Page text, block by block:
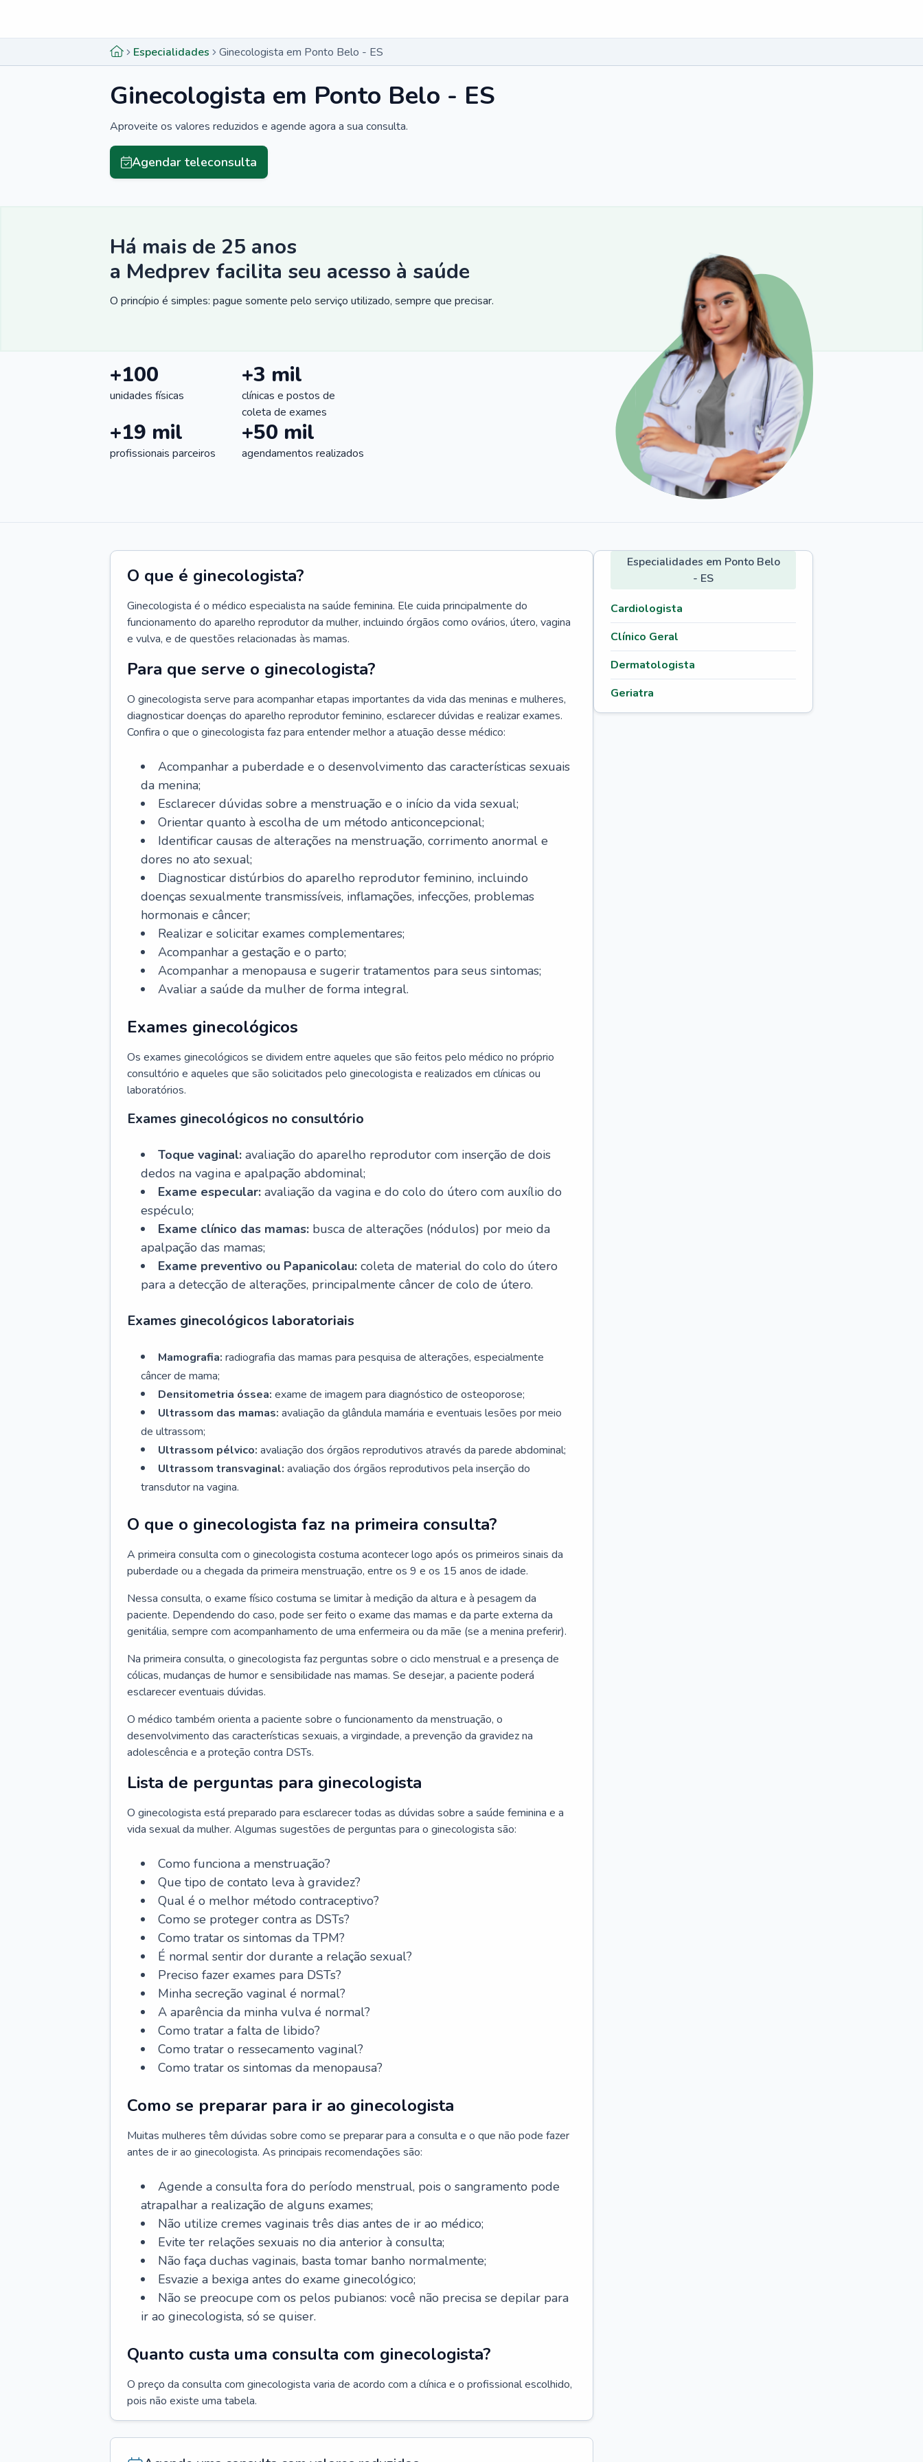
Especialidades Ginecologista em Ponto Belo - ES
Ginecologista em Ponto Belo - ES
Aproveite os valores reduzidos e agende agora a sua consulta.
Agendar teleconsulta
Há mais de 25 anos
a Medprev facilita seu acesso à saúde
O princípio é simples: pague somente pelo serviço utilizado, sempre que precisar.
+100
unidades físicas
+3 mil
clínicas e postos de
coleta de exames
+19 mil
profissionais parceiros
+50 mil
agendamentos realizados
O que é ginecologista?
Ginecologista é o médico especialista na saúde feminina. Ele cuida principalmente do
funcionamento do aparelho reprodutor da mulher, incluindo órgãos como ovários, útero, vagina
e vulva, e de questões relacionadas às mamas.
Para que serve o ginecologista?
O ginecologista serve para acompanhar etapas importantes da vida das meninas e mulheres,
diagnosticar doenças do aparelho reprodutor feminino, esclarecer dúvidas e realizar exames.
Confira o que o ginecologista faz para entender melhor a atuação desse médico:
Acompanhar a puberdade e o desenvolvimento das características sexuais
da menina;
Esclarecer dúvidas sobre a menstruação e o início da vida sexual;
Orientar quanto à escolha de um método anticoncepcional;
Identificar causas de alterações na menstruação, corrimento anormal e
dores no ato sexual;
Diagnosticar distúrbios do aparelho reprodutor feminino, incluindo
doenças sexualmente transmissíveis, inflamações, infecções, problemas
hormonais e câncer;
Realizar e solicitar exames complementares;
Acompanhar a gestação e o parto;
Acompanhar a menopausa e sugerir tratamentos para seus sintomas;
Avaliar a saúde da mulher de forma integral.
Exames ginecológicos
Os exames ginecológicos se dividem entre aqueles que são feitos pelo médico no próprio
consultório e aqueles que são solicitados pelo ginecologista e realizados em clínicas ou
laboratórios.
Exames ginecológicos no consultório
Toque vaginal: avaliação do aparelho reprodutor com inserção de dois
dedos na vagina e apalpação abdominal;
Exame especular: avaliação da vagina e do colo do útero com auxílio do
espéculo;
Exame clínico das mamas: busca de alterações (nódulos) por meio da
apalpação das mamas;
Exame preventivo ou Papanicolau: coleta de material do colo do útero
para a detecção de alterações, principalmente câncer de colo de útero.
Exames ginecológicos laboratoriais
Mamografia: radiografia das mamas para pesquisa de alterações, especialmente
câncer de mama;
Densitometria óssea: exame de imagem para diagnóstico de osteoporose;
Ultrassom das mamas: avaliação da glândula mamária e eventuais lesões por meio
de ultrassom;
Ultrassom pélvico: avaliação dos órgãos reprodutivos através da parede abdominal;
Ultrassom transvaginal: avaliação dos órgãos reprodutivos pela inserção do
transdutor na vagina.
O que o ginecologista faz na primeira consulta?
A primeira consulta com o ginecologista costuma acontecer logo após os primeiros sinais da
puberdade ou a chegada da primeira menstruação, entre os 9 e os 15 anos de idade.
Nessa consulta, o exame físico costuma se limitar à medição da altura e à pesagem da
paciente. Dependendo do caso, pode ser feito o exame das mamas e da parte externa da
genitália, sempre com acompanhamento de uma enfermeira ou da mãe (se a menina preferir).
Na primeira consulta, o ginecologista faz perguntas sobre o ciclo menstrual e a presença de
cólicas, mudanças de humor e sensibilidade nas mamas. Se desejar, a paciente poderá
esclarecer eventuais dúvidas.
O médico também orienta a paciente sobre o funcionamento da menstruação, o
desenvolvimento das características sexuais, a virgindade, a prevenção da gravidez na
adolescência e a proteção contra DSTs.
Lista de perguntas para ginecologista
O ginecologista está preparado para esclarecer todas as dúvidas sobre a saúde feminina e a
vida sexual da mulher. Algumas sugestões de perguntas para o ginecologista são:
Como funciona a menstruação?
Que tipo de contato leva à gravidez?
Qual é o melhor método contraceptivo?
Como se proteger contra as DSTs?
Como tratar os sintomas da TPM?
É normal sentir dor durante a relação sexual?
Preciso fazer exames para DSTs?
Minha secreção vaginal é normal?
A aparência da minha vulva é normal?
Como tratar a falta de libido?
Como tratar o ressecamento vaginal?
Como tratar os sintomas da menopausa?
Como se preparar para ir ao ginecologista
Muitas mulheres têm dúvidas sobre como se preparar para a consulta e o que não pode fazer
antes de ir ao ginecologista. As principais recomendações são:
Agende a consulta fora do período menstrual, pois o sangramento pode
atrapalhar a realização de alguns exames;
Não utilize cremes vaginais três dias antes de ir ao médico;
Evite ter relações sexuais no dia anterior à consulta;
Não faça duchas vaginais, basta tomar banho normalmente;
Esvazie a bexiga antes do exame ginecológico;
Não se preocupe com os pelos pubianos: você não precisa se depilar para
ir ao ginecologista, só se quiser.
Quanto custa uma consulta com ginecologista?
O preço da consulta com ginecologista varia de acordo com a clínica e o profissional escolhido,
pois não existe uma tabela.
Especialidades em Ponto Belo
- ES
Cardiologista
Clínico Geral
Dermatologista
Geriatra